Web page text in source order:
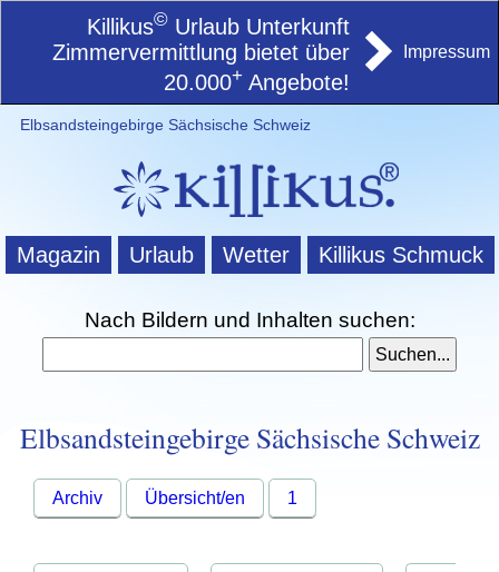
Killikus© Urlaub Unterkunft
Zimmervermittlung bietet über
20.000+ Angebote!
Impressum
Elbsandsteingebirge Sächsische Schweiz
Magazin Urlaub Wetter Killikus Schmuck
Nach Bildern und Inhalten suchen:
Elbsandsteingebirge Sächsische Schweiz
Archiv Übersicht/en 1